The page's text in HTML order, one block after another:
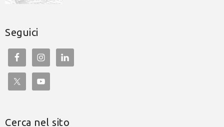
Seguici
Cerca nel sito